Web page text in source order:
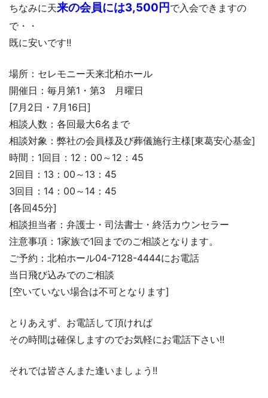
ちなみに天来の会員には3,500円 で入会できますの
で・・
既に安いです!!
場所：セレモニー天来北柏ホール
開催日：毎月第1・第3 月曜日
[7月2日・7月16日]
相談人数：各回最大6名まで
相談対象：弊社の会員様及び葬儀施行主様[東葛安心基金]
時間：1回目：12：00～12：45
2回目：13：00～13：45
3回目：14：00～14：45
[各回45分]
相談担当者：弁護士・司法書士・終活カウンセラー
注意事項：1家族で1回までのご相談となります。
ご予約：北柏ホール04-7128-4444にお電話
当日飛び込みでのご相談
[空いていない場合は不可となります]
とりあえず、お電話して頂ければ
その時間は確保しますのでお気軽にお電話下さい!!
それでは皆さんまた逢いましょう!!